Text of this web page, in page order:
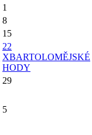
1
8
15
22
XBARTOLOMĚJSKÉ
HODY
29
5